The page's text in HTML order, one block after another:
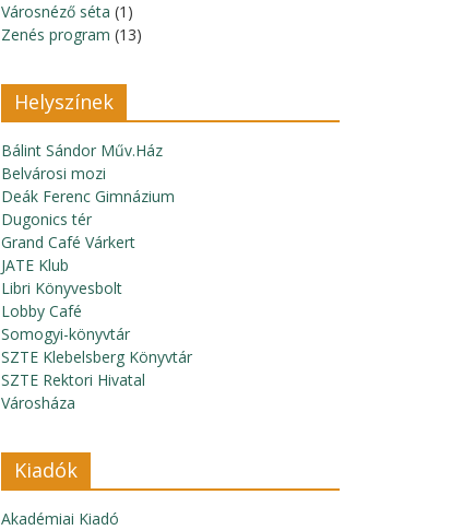
Városnéző séta (1)
Zenés program (13)
Helyszínek
Bálint Sándor Műv.Ház
Belvárosi mozi
Deák Ferenc Gimnázium
Dugonics tér
Grand Café Várkert
JATE Klub
Libri Könyvesbolt
Lobby Café
Somogyi-könyvtár
SZTE Klebelsberg Könyvtár
SZTE Rektori Hivatal
Városháza
Kiadók
Akadémiai Kiadó